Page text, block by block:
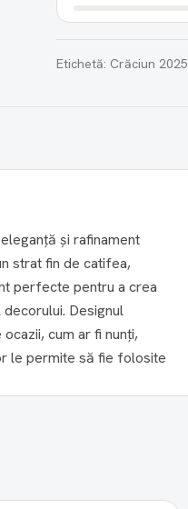
Etichetă: Crăciun 2025
și rafinament
strat fin de catifea,
perfecte pentru a crea
Designul
cum ar fi nunți,
le permite să fie folosite